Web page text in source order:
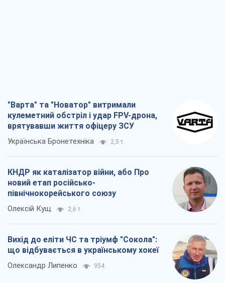
"Варта" та "Новатор" витримали
кулеметний обстріл і удар FPV-дрона,
врятувавши життя офіцеру ЗСУ
Українська Бронетехніка 2,5 т.
КНДР як каталізатор війни, або Про
новий етап російсько-
північнокорейського союзу
Олексій Кущ 2,6 т.
Вихід до еліти ЧС та тріумф "Сокола":
що відбувається в українському хокеї
Олександр Липенко 954